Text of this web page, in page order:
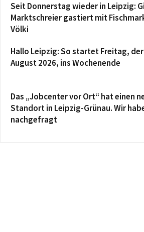
Seit Donnerstag wieder in Leipzig:
Marktschreier gastiert mit
Völki
Hallo Leipzig: So startet Freitag, der
August 2026, ins Wochenende
Das „Jobcenter vor Ort“ hat einen
Standort in Leipzig-Grünau. Wir
nachgefragt